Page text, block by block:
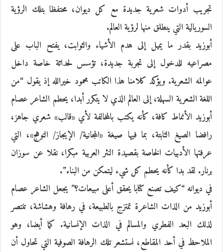
تجريب أدوات شعرية جديدة مع كل ديوان، محتفظا بتلك الرؤية
السوريالية التي ينطلق منها لرؤية العالم.
أبوزيد بقدر ما يميل إلى هدم الأشياء والثوابت، يفتح الباب على
مصراعيه للدخول إلى تجربة جديدة، تؤسس لحداثة خاصة داخل
عوالمه الشعرية. ويؤكد كلامنا هذا الكاتب محمود خيرالله إذ يقول “من
اللغة الشعرية السهلة، إلى العالم الذي لا يتكرر أبدا، يحطم الشاعر عصام
أبوزيد الأنماط كافة، كأنه يكتب بالمخالفة لأي «قالب» شعري جاهز،
رافضا الصيغ الثابتة، بما فيها صيغة «المجانية/ الإيجاز/ التوهج»، التي
عرفتها الأدبيات الخاصة بقصيدة النثر العربية مبكرا، نقلا عن سوزان
برنار. لقد بدا كأنه يحطم كل شيء ليتمكن من البناء”.
في ديوانه “كيف تصنع كتابا يحقق أعلى مبيعات؟” يجعل الشاعر عصام
أبوزيد من الذات الشاعرة تمتزج بالطبيعة، في رهافة وهشاشة، تنتصر
لذلك البعد الفطري والمسالم في الذات الإنسانية. كما أيضا، وهو
الملاحظ في أحد المقاطع، نستشعر تلك الرهافة الصوفية التي تحاول أن